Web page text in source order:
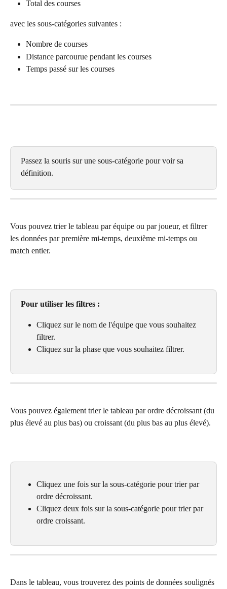
Total des courses
avec les sous-catégories suivantes :
Nombre de courses
Distance parcourue pendant les courses
Temps passé sur les courses
Passez la souris sur une sous-catégorie pour voir sa
définition.
Vous pouvez trier le tableau par équipe ou par joueur, et filtrer
les données par première mi-temps, deuxième mi-temps ou
match entier.
Pour utiliser les filtres :
Cliquez sur le nom de l'équipe que vous souhaitez
filtrer.
Cliquez sur la phase que vous souhaitez filtrer.
Vous pouvez également trier le tableau par ordre décroissant (du
plus élevé au plus bas) ou croissant (du plus bas au plus élevé).
Cliquez une fois sur la sous-catégorie pour trier par
ordre décroissant.
Cliquez deux fois sur la sous-catégorie pour trier par
ordre croissant.
Dans le tableau, vous trouverez des points de données soulignés